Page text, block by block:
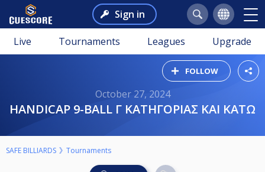
Sign in
Live Tournaments Leagues Upgrade
FOLLOW
October 27, 2024
HANDICAP 9-BALL Γ ΚΑΤΗΓΟΡΙΑΣ ΚΑΙ ΚΑΤΩ
SAFE BILLIARDS Tournaments